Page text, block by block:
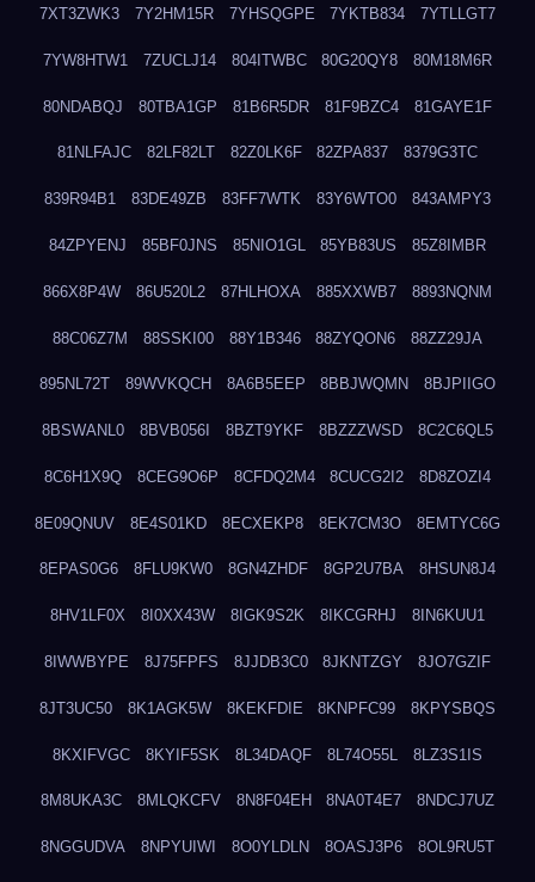
7XT3ZWK3 7Y2HM15R 7YHSQGPE 7YKTB834 7YTLLGT7
7YW8HTW1 7ZUCLJ14 804ITWBC 80G20QY8 80M18M6R
80NDABQJ 80TBA1GP 81B6R5DR 81F9BZC4 81GAYE1F
81NLFAJC 82LF82LT 82Z0LK6F 82ZPA837 8379G3TC
839R94B1 83DE49ZB 83FF7WTK 83Y6WTO0 843AMPY3
84ZPYENJ 85BF0JNS 85NIO1GL 85YB83US 85Z8IMBR
866X8P4W 86U520L2 87HLHOXA 885XXWB7 8893NQNM
88C06Z7M 88SSKI00 88Y1B346 88ZYQON6 88ZZ29JA
895NL72T 89WVKQCH 8A6B5EEP 8BBJWQMN 8BJPIIGO
8BSWANL0 8BVB056I 8BZT9YKF 8BZZZWSD 8C2C6QL5
8C6H1X9Q 8CEG9O6P 8CFDQ2M4 8CUCG2I2 8D8ZOZI4
8E09QNUV 8E4S01KD 8ECXEKP8 8EK7CM3O 8EMTYC6G
8EPAS0G6 8FLU9KW0 8GN4ZHDF 8GP2U7BA 8HSUN8J4
8HV1LF0X 8I0XX43W 8IGK9S2K 8IKCGRHJ 8IN6KUU1
8IWWBYPE 8J75FPFS 8JJDB3C0 8JKNTZGY 8JO7GZIF
8JT3UC50 8K1AGK5W 8KEKFDIE 8KNPFC99 8KPYSBQS
8KXIFVGC 8KYIF5SK 8L34DAQF 8L74O55L 8LZ3S1IS
8M8UKA3C 8MLQKCFV 8N8F04EH 8NA0T4E7 8NDCJ7UZ
8NGGUDVA 8NPYUIWI 8O0YLDLN 8OASJ3P6 8OL9RU5T